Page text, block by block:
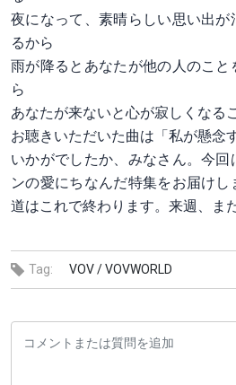
夜になって、素晴らしい思い出
るから
雨が降るとあなたが他の人のこ
ら
あなたが来ないと心が寂しくなる
お聴きいただいた曲は「私が懸念
いかがでしたか、みなさん。今
ンの愛にちなんだ特集をお届け
道はこれで終わります。来週、ま
Tag: VOV /VOVWORLD